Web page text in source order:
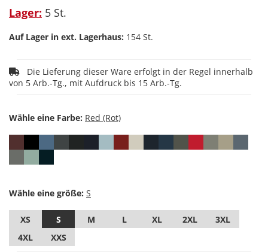
Lager: 5 St.
Auf Lager in ext. Lagerhaus: 154 St.
von 5 Arb.-Tg., mit Aufdruck bis 15 Arb.-Tg.
Wähle eine Farbe:
Wähle eine größe:
XS S M L XL 2XL
3XL
4XL
XXS